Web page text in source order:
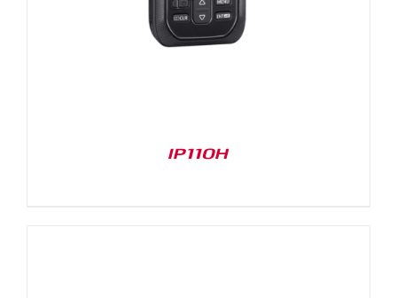
IP110H